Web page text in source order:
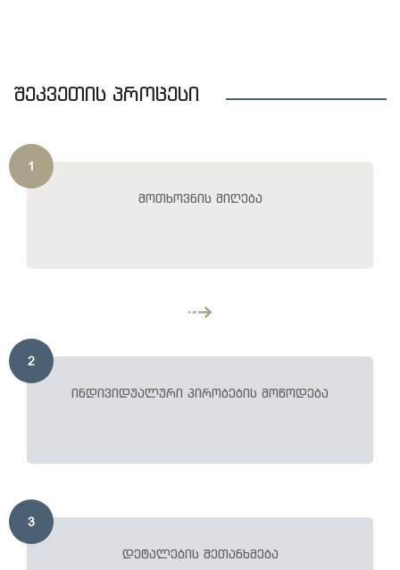
შეკვეთის პროცესი
1
მოთხოვნის მიღება
2
ინდივიდუალური პირობების მოწოდება
3
დეტალების შეთანხმება